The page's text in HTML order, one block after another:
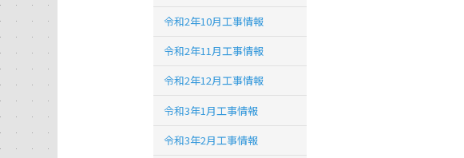
令和2年10月工事情報
令和2年11月工事情報
令和2年12月工事情報
令和3年1月工事情報
令和3年2月工事情報